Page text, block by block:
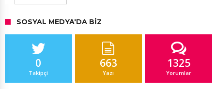
SOSYAL MEDYA'DA BIZ
0
Takipçi
663
Yazı
1325
Yorumlar